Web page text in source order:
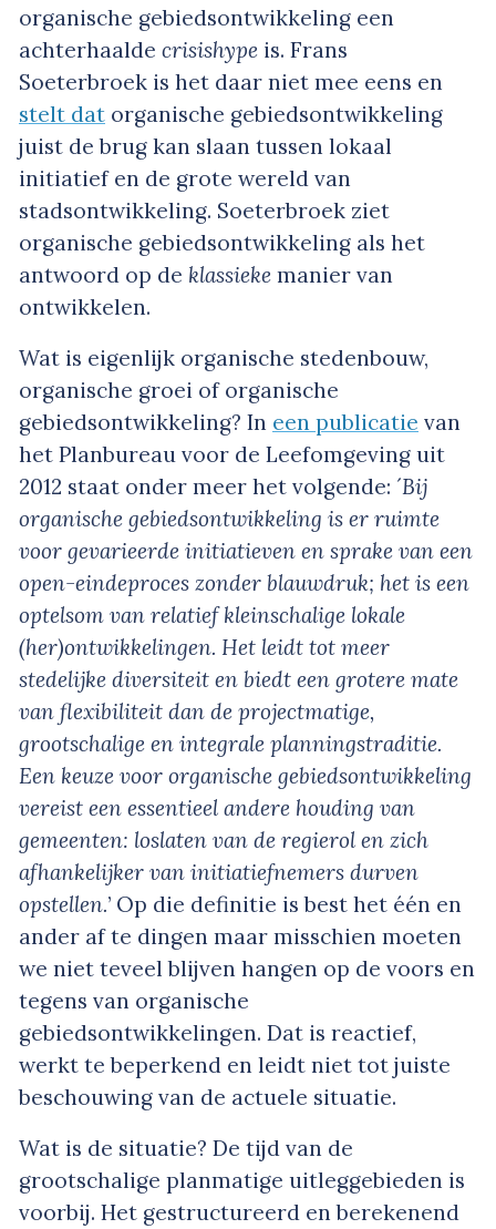
organische gebiedsontwikkeling een
achterhaalde crisishype is. Frans
Soeterbroek is het daar niet mee eens en
stelt dat organische gebiedsontwikkeling
juist de brug kan slaan tussen lokaal
initiatief en de grote wereld van
stadsontwikkeling. Soeterbroek ziet
organische gebiedsontwikkeling als het
antwoord op de klassieke manier van
ontwikkelen.
Wat is eigenlijk organische stedenbouw,
organische groei of organische
gebiedsontwikkeling? In een publicatie van
het Planbureau voor de Leefomgeving uit
2012 staat onder meer het volgende: ´Bij
organische gebiedsontwikkeling is er ruimte
voor gevarieerde initiatieven en sprake van een
open-eindeproces zonder blauwdruk; het is een
optelsom van relatief kleinschalige lokale
(her)ontwikkelingen. Het leidt tot meer
stedelijke diversiteit en biedt een grotere mate
van flexibiliteit dan de projectmatige,
grootschalige en integrale planningstraditie.
Een keuze voor organische gebiedsontwikkeling
vereist een essentieel andere houding van
gemeenten: loslaten van de regierol en zich
afhankelijker van initiatiefnemers durven
opstellen.’ Op die definitie is best het één en
ander af te dingen maar misschien moeten
we niet teveel blijven hangen op de voors en
tegens van organische
gebiedsontwikkelingen. Dat is reactief,
werkt te beperkend en leidt niet tot juiste
beschouwing van de actuele situatie.
Wat is de situatie? De tijd van de
grootschalige planmatige uitleggebieden is
voorbij. Het gestructureerd en berekenend